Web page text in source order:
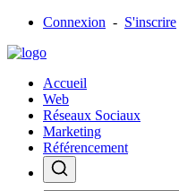
Connexion - S'inscrire
Accueil
Web
Réseaux Sociaux
Marketing
Référencement